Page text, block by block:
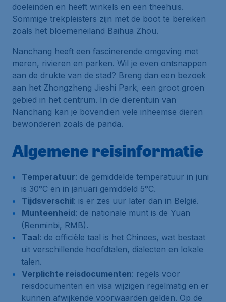
doeleinden en heeft winkels en een theehuis.
Sommige trekpleisters zijn met de boot te bereiken
zoals het bloemeneiland Baihua Zhou.
Nanchang heeft een fascinerende omgeving met
meren, rivieren en parken. Wil je even ontsnappen
aan de drukte van de stad? Breng dan een bezoek
aan het Zhongzheng Jieshi Park, een groot groen
gebied in het centrum. In de dierentuin van
Nanchang kan je bovendien vele inheemse dieren
bewonderen zoals de panda.
Algemene reisinformatie
Temperatuur: de gemiddelde temperatuur in juni
is 30°C en in januari gemiddeld 5°C.
Tijdsverschil: is er zes uur later dan in België.
Munteenheid: de nationale munt is de Yuan
(Renminbi, RMB).
Taal: de officiële taal is het Chinees, wat bestaat
uit verschillende hoofdtalen, dialecten en lokale
talen.
Verplichte reisdocumenten: regels voor
reisdocumenten en visa wijzigen regelmatig en er
kunnen afwijkende voorwaarden gelden. Op de